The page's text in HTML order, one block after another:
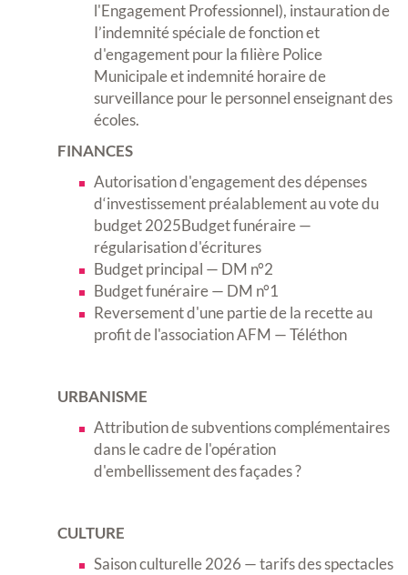
l'Engagement Professionnel), instauration de
I’indemnité spéciale de fonction et
d'engagement pour la filière Police
Municipale et indemnité horaire de
surveillance pour le personnel enseignant des
écoles.
FINANCES
Autorisation d'engagement des dépenses
d‘investissement préalablement au vote du
budget 2025Budget funéraire —
régularisation d'écritures
Budget principal — DM n°2
Budget funéraire — DM n°1
Reversement d'une partie de la recette au
profit de l'association AFM — Téléthon
URBANISME
Attribution de subventions complémentaires
dans le cadre de l'opération
d'embellissement des façades ?
CULTURE
Saison culturelle 2026 — tarifs des spectacles